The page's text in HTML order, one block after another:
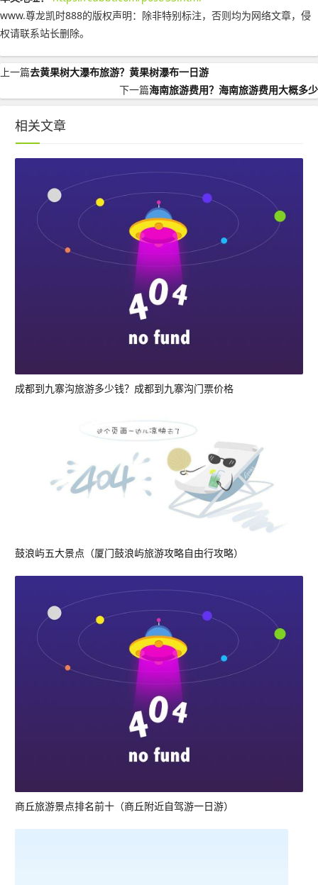
www.尊龙凯时888的版权声明： 除非特别标注，否则均为网络文章，侵
权请联系站长删除。
上一篇去黄果树大瀑布旅游？黄果树瀑布一日游
下一篇海南旅游费用？海南旅游费用大概多少
相关文章
成都到九寨沟旅游多少钱？成都到九寨沟门票价格
鼓浪屿五大景点（厦门鼓浪屿旅游攻略自由行攻略）
商丘旅游景点排名前十（商丘附近自驾游一日游）